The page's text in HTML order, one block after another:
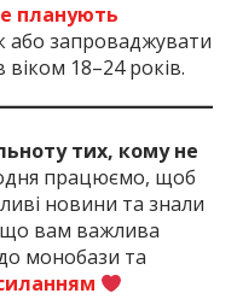
планують
або запроваджувати
18–24 років.
тих, кому не
працюємо, щоб
новини та знали
вам важлива
монобази та